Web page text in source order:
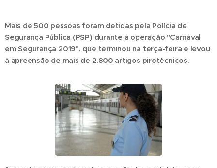
Mais de 500 pessoas foram detidas pela Polícia de
Segurança Pública (PSP) durante a operação "Carnaval
em Segurança 2019", que terminou na terça-feira e levou
à apreensão de mais de 2.800 artigos pirotécnicos.